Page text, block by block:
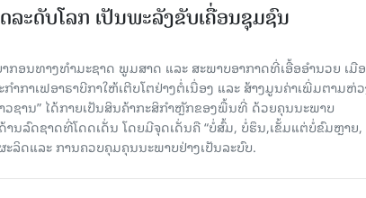
ລະດັບໂລກ ເປັນພະລັງຂັບເຄື່ອນຊຸມຊົນ
ກອນທາງທຳມະຊາດ ພູມສາດ ແລະ ສະພາບອາກາດທີ່ເອື້ອອຳນວຍ ເມື
ກາເຟອາຣາບີກາໃຫ້ເຕີບໂຕຢ່າງຕໍ່ເນື່ອງ ແລະ ສ້າງມູນຄ່າເພີ່ມຕາມຫ່ວ
ວຊານ” ໄດ້ກາຍເປັນສິນຄ້າກະສິກຳຫຼັກຂອງພື້ນທີ່ ດ້ວຍຄຸນນະພາບ
ນລົດຊາດທີ່ໂດດເດັ່ນ ໂດຍມີຈຸດເດັ່ນຄື “ບໍ່ສົ້ມ, ບໍ່ຮຶນ,ເຂັ້ມແຕ່ບໍ່ຂົມຫຼາຍ
ດແລະ ການຄວບຄຸມຄຸນນະພາບຢ່າງເປັນລະບົບ.